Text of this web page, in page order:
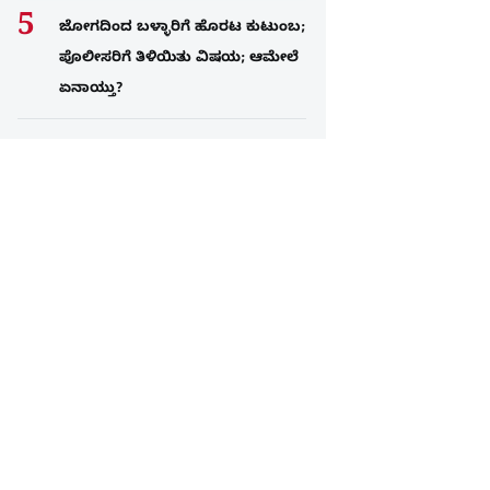
ಜೋಗದಿಂದ ಬಳ್ಳಾರಿಗೆ ಹೊರಟ ಕುಟುಂಬ;
ಪೊಲೀಸರಿಗೆ ತಿಳಿಯಿತು ವಿಷಯ; ಆಮೇಲೆ
ಏನಾಯ್ತು?